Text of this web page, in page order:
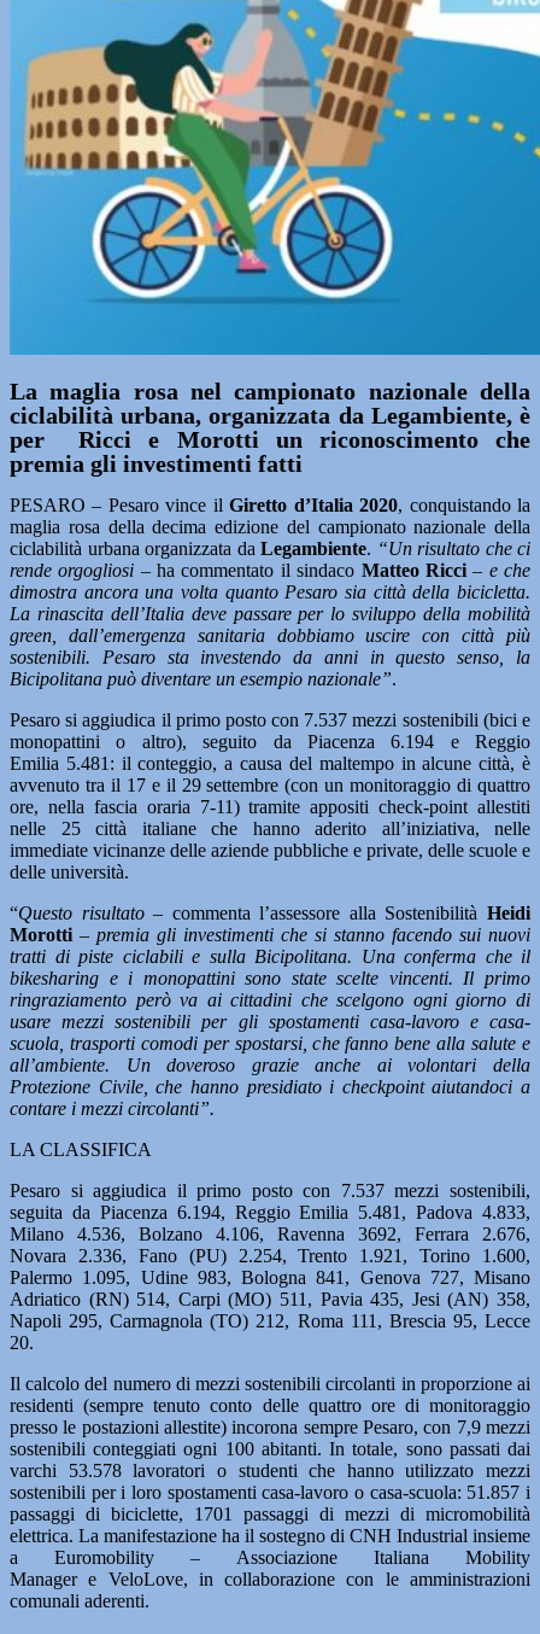
La maglia rosa nel campionato nazionale della
ciclabilità urbana, organizzata da Legambiente, è
per Ricci e Morotti un riconoscimento che
premia gli investimenti fatti
PESARO – Pesaro vince ilGiretto d’Italia 2020, conquistando la
maglia rosa della decima edizione del campionato nazionale della
ciclabilità urbana organizzata da Legambiente. “Un risultato che ci
rende orgogliosi –ha commentato il sindaco Matteo Ricci– e che
dimostra ancora una volta quanto Pesaro sia città della bicicletta.
La rinascita dell’Italia deve passare per lo sviluppo della mobilità
green, dall’emergenza sanitaria dobbiamo uscire con città più
sostenibili. Pesaro sta investendo da anni in questo senso, la
Bicipolitana può diventare un esempio nazionale”.
Pesaro si aggiudica il primo posto con 7.537 mezzi sostenibili (bici e
monopattini o altro), seguito da Piacenza 6.194 e Reggio
Emilia 5.481: il conteggio, a causa del maltempo in alcune città, è
avvenuto tra il 17 e il 29 settembre (con un monitoraggio di quattro
ore, nella fascia oraria 7-11) tramite appositi check-point allestiti
nelle 25 città italiane che hanno aderito all’iniziativa, nelle
immediate vicinanze delle aziende pubbliche e private, delle scuole e
delle università.
“Questo risultato – commenta l’assessore alla SostenibilitàHeidi
Morotti – premia gli investimenti che si stanno facendo sui nuovi
tratti di piste ciclabili e sulla Bicipolitana. Una conferma che il
bikesharing e i monopattini sono state scelte vincenti. Il primo
ringraziamento però va ai cittadini che scelgono ogni giorno di
usare mezzi sostenibili per gli spostamenti casa-lavoro e casa-
scuola, trasporti comodi per spostarsi, che fanno bene alla salute e
all’ambiente. Un doveroso grazie anche ai volontari della
Protezione Civile, che hanno presidiato i checkpoint aiutandoci a
contare i mezzi circolanti”.
LA CLASSIFICA
Pesaro si aggiudica il primo posto con 7.537 mezzi sostenibili,
seguita da Piacenza 6.194, Reggio Emilia 5.481, Padova 4.833,
Milano 4.536, Bolzano 4.106, Ravenna 3692, Ferrara 2.676,
Novara 2.336, Fano (PU) 2.254, Trento 1.921, Torino 1.600,
Palermo 1.095, Udine 983, Bologna 841, Genova 727, Misano
Adriatico (RN) 514, Carpi (MO) 511, Pavia 435, Jesi (AN) 358,
Napoli 295, Carmagnola (TO) 212, Roma 111, Brescia 95, Lecce
20.
Il calcolo del numero di mezzi sostenibili circolanti in proporzione ai
residenti (sempre tenuto conto delle quattro ore di monitoraggio
presso le postazioni allestite) incorona sempre Pesaro, con 7,9 mezzi
sostenibili conteggiati ogni 100 abitanti. In totale, sono passati dai
varchi 53.578 lavoratori o studenti che hanno utilizzato mezzi
sostenibili per i loro spostamenti casa-lavoro o casa-scuola: 51.857 i
passaggi di biciclette, 1701 passaggi di mezzi di micromobilità
elettrica. La manifestazione ha il sostegno di CNH Industrial insieme
a Euromobility – Associazione Italiana Mobility
Manager e VeloLove, in collaborazione con le amministrazioni
comunali aderenti.